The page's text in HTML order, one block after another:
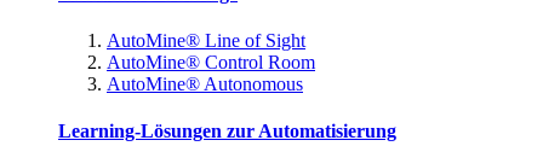
AutoMine® Line of Sight
AutoMine® Control Room
AutoMine® Autonomous
Learning-Lösungen zur Automatisierung